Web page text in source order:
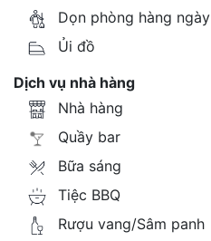
Dọn phòng hàng ngày
Ủi đồ
Dịch vụ nhà hàng
Nhà hàng
Quầy bar
Bữa sáng
Tiệc BBQ
Rượu vang/Sâm panh